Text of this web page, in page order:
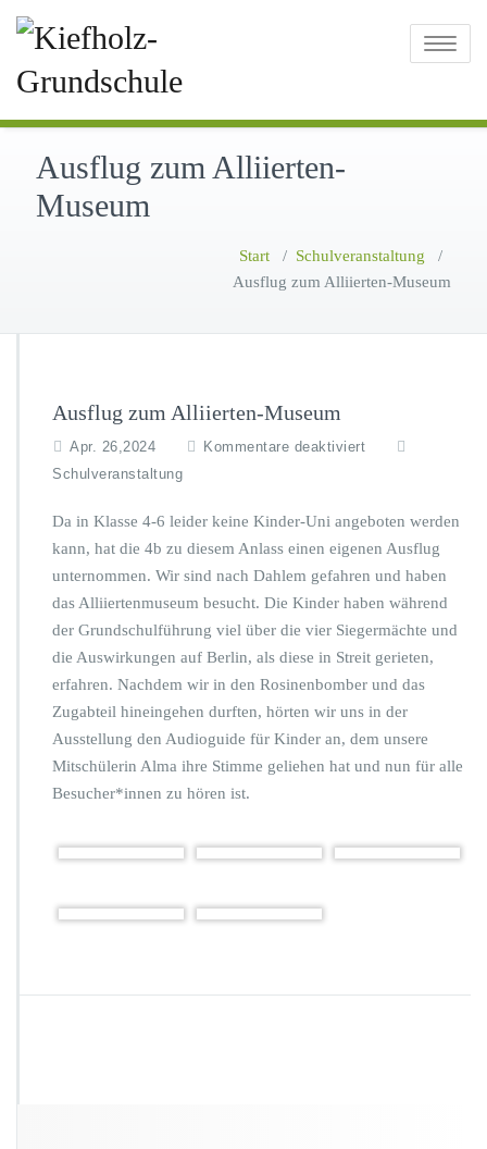
Toggle
Ausflug zum Alliierten-
Museum
Start / Schulveranstaltung /
Ausflug zum Alliierten-Museum
Ausflug zum Alliierten-Museum
Apr. 26,2024 Kommentare deaktiviert
u
s
l
g
z
u
m
l
l
r
Schulveranstaltung
Da in Klasse 4-6 leider keine Kinder-Uni angeboten werden
kann, hat die 4b zu diesem Anlass einen eigenen Ausflug
unternommen. Wir sind nach Dahlem gefahren und haben
das Alliiertenmuseum besucht. Die Kinder haben während
der Grundschulführung viel über die vier Siegermächte und
die Auswirkungen auf Berlin, als diese in Streit gerieten,
erfahren. Nachdem wir in den Rosinenbomber und das
Zugabteil hineingehen durften, hörten wir uns in der
Ausstellung den Audioguide für Kinder an, dem unsere
Mitschülerin Alma ihre Stimme geliehen hat und nun für alle
Besucher*innen zu hören ist.